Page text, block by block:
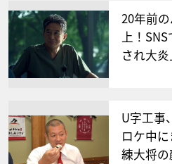
20年前
上！
され大
U字工事
ロケ中
練大将